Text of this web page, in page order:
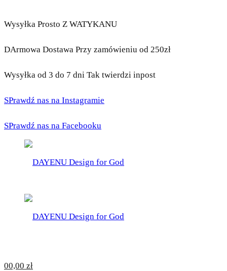
Wysyłka Prosto Z WATYKANU
DArmowa Dostawa Przy zamówieniu od 250zł
Wysyłka od 3 do 7 dni Tak twierdzi inpost
SPrawdź nas na Instagramie
SPrawdź nas na Facebooku
DAYENU
00,00 zł